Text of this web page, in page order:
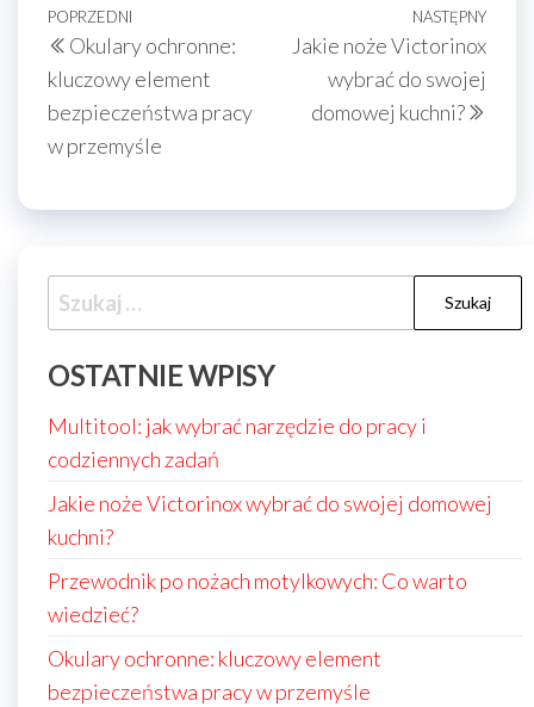
Nawigacja
wpisu
Poprzedni
wpis
POPRZEDNI
Okulary ochronne:
kluczowy element
bezpieczeństwa pracy
w przemyśle
wpis
NASTĘPNY
Jakie noże Victorinox
wybrać do swojej
domowej kuchni?
Szukaj:
OSTATNIE WPISY
Multitool: jak wybrać narzędzie do pracy i
codziennych zadań
Jakie noże Victorinox wybrać do swojej domowej
kuchni?
Przewodnik po nożach motylkowych: Co warto
wiedzieć?
Okulary ochronne: kluczowy element
bezpieczeństwa pracy w przemyśle